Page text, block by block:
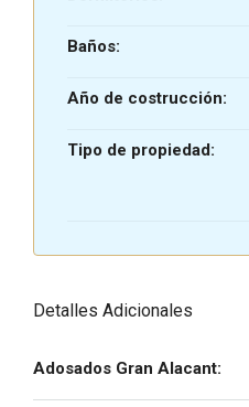
Baños:
Año de costrucción:
Tipo de propiedad:
Detalles Adicionales
Adosados Gran Alacant: